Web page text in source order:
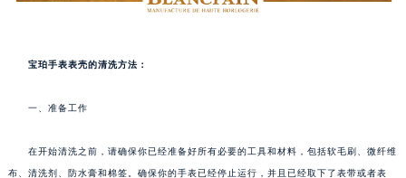
宝珀手表表壳的清洗方法：
一、准备工作
在开始清洗之前，请确保你已经准备好所有必要的工具和材料，包括软毛刷、微纤维
布、清洗剂、防水膏和棉签。确保你的手表已经停止运行，并且已经取下了表带或者表